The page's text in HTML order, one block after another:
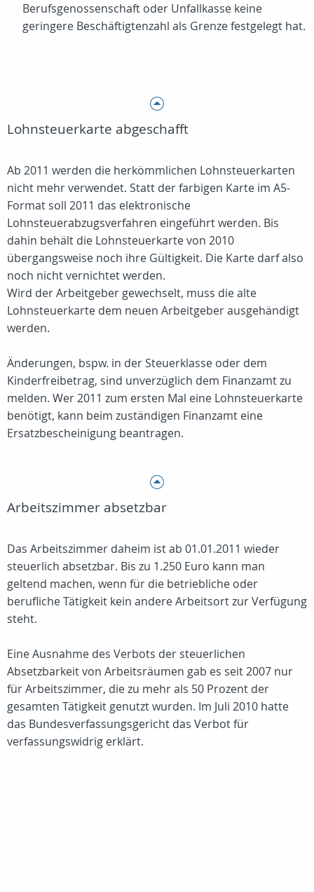
Berufsgenossenschaft oder Unfallkasse keine
geringere Beschäftigtenzahl als Grenze festgelegt hat.
Lohnsteuerkarte abgeschafft
Ab 2011 werden die herkömmlichen Lohnsteuerkarten
nicht mehr verwendet. Statt der farbigen Karte im A5-
Format soll 2011 das elektronische
Lohnsteuerabzugsverfahren eingeführt werden. Bis
dahin behält die Lohnsteuerkarte von 2010
übergangsweise noch ihre Gültigkeit. Die Karte darf also
noch nicht vernichtet werden.
Wird der Arbeitgeber gewechselt, muss die alte
Lohnsteuerkarte dem neuen Arbeitgeber ausgehändigt
werden.
Änderungen, bspw. in der Steuerklasse oder dem
Kinderfreibetrag, sind unverzüglich dem Finanzamt zu
melden. Wer 2011 zum ersten Mal eine Lohnsteuerkarte
benötigt, kann beim zuständigen Finanzamt eine
Ersatzbescheinigung beantragen.
Arbeitszimmer absetzbar
Das Arbeitszimmer daheim ist ab 01.01.2011 wieder
steuerlich absetzbar. Bis zu 1.250 Euro kann man
geltend machen, wenn für die betriebliche oder
berufliche Tätigkeit kein andere Arbeitsort zur Verfügung
steht.
Eine Ausnahme des Verbots der steuerlichen
Absetzbarkeit von Arbeitsräumen gab es seit 2007 nur
für Arbeitszimmer, die zu mehr als 50 Prozent der
gesamten Tätigkeit genutzt wurden. Im Juli 2010 hatte
das Bundesverfassungsgericht das Verbot für
verfassungswidrig erklärt.